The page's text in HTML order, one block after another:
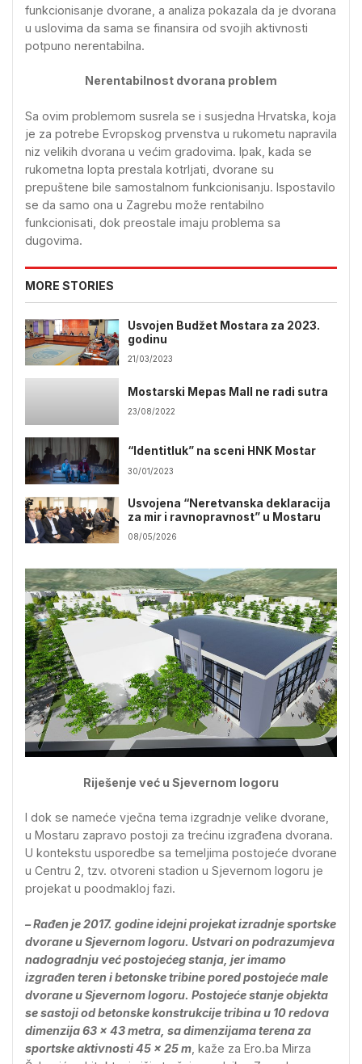
funkcionisanje dvorane, a analiza pokazala da je dvorana
u uslovima da sama se finansira od svojih aktivnosti
potpuno nerentabilna.
Nerentabilnost dvorana problem
Sa ovim problemom susrela se i susjedna Hrvatska, koja
je za potrebe Evropskog prvenstva u rukometu napravila
niz velikih dvorana u većim gradovima. Ipak, kada se
rukometna lopta prestala kotrljati, dvorane su
prepuštene bile samostalnom funkcionisanju. Ispostavilo
se da samo ona u Zagrebu može rentabilno
funkcionisati, dok preostale imaju problema sa
dugovima.
MORE STORIES
Usvojen Budžet Mostara za 2023.
godinu
21/03/2023
Mostarski Mepas Mall ne radi sutra
23/08/2022
“Identitluk” na sceni HNK Mostar
30/01/2023
Usvojena “Neretvanska deklaracija
za mir i ravnopravnost” u Mostaru
08/05/2026
Riješenje već u Sjevernom logoru
I dok se nameće vječna tema izgradnje velike dvorane,
u Mostaru zapravo postoji za trećinu izgrađena dvorana.
U kontekstu usporedbe sa temeljima postojeće dvorane
u Centru 2, tzv. otvoreni stadion u Sjevernom logoru je
projekat u poodmakloj fazi.
– Rađen je 2017. godine idejni projekat izradnje sportske
dvorane u Sjevernom logoru. Ustvari on podrazumjeva
nadogradnju već postojećeg stanja, jer imamo
izgrađen teren i betonske tribine pored postojeće male
dvorane u Sjevernom logoru. Postojeće stanje objekta
se sastoji od betonske konstrukcije tribina u 10 redova
dimenzija 63 x 43 metra, sa dimenzijama terena za
sportske aktivnosti 45 x 25 m , kaže za Ero.ba Mirza